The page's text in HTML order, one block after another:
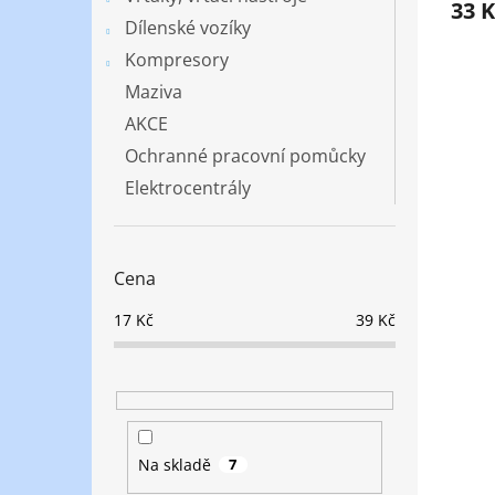
Dílenské vozíky
Kompresory
Maziva
AKCE
Ochranné pracovní pomůcky
Elektrocentrály
Cena
17 Kč 39 Kč
Na skladě 7
33